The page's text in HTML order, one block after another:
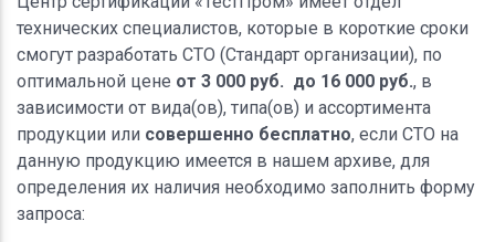
технических специалистов, которые в короткие сроки
смогут разработать СТО (Стандарт организации), по
оптимальной цене от 3 000 руб. до 16 000 руб., в
зависимости от вида(ов), типа(ов) и ассортимента
продукции или совершенно бесплатно, если СТО на
данную продукцию имеется в нашем архиве, для
определения их наличия необходимо заполнить форму
запроса: